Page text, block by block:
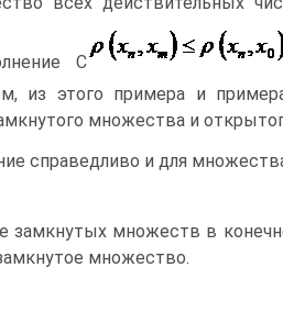
С
из этого примера и
множества и
справедливо и для
замкнутых множеств в
множество.